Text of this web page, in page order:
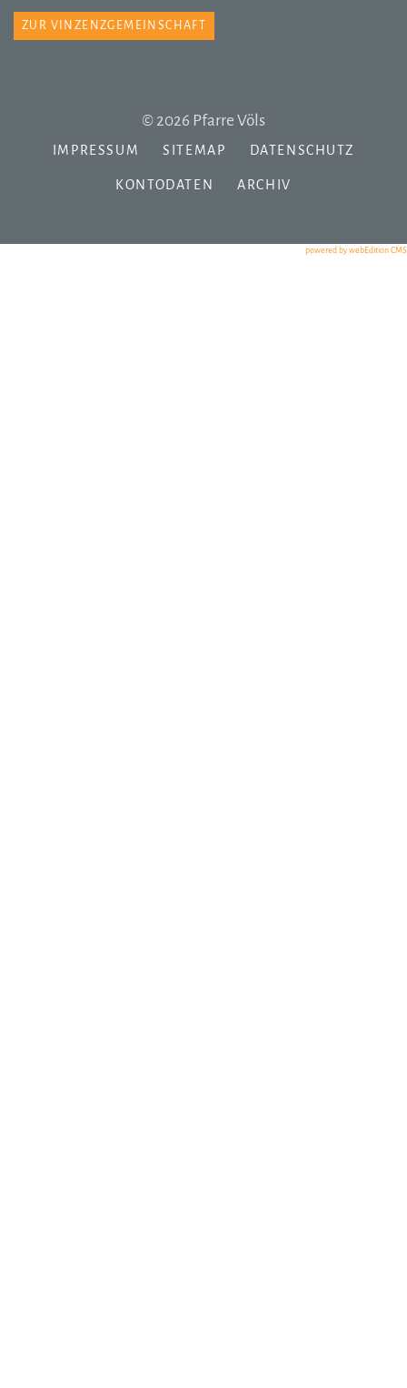
ZUR VINZENZGEMEINSCHAFT
© 2026 Pfarre Völs
IMPRESSUM SITEMAP DATENSCHUTZ
KONTODATEN ARCHIV
powered by webEdition CMS